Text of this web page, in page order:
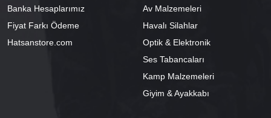
Banka Hesaplarımız
Fiyat Farkı Ödeme
Hatsanstore.com
Av Malzemeleri
Havalı Silahlar
Optik & Elektronik
Ses Tabancaları
Kamp Malzemeleri
Giyim & Ayakkabı